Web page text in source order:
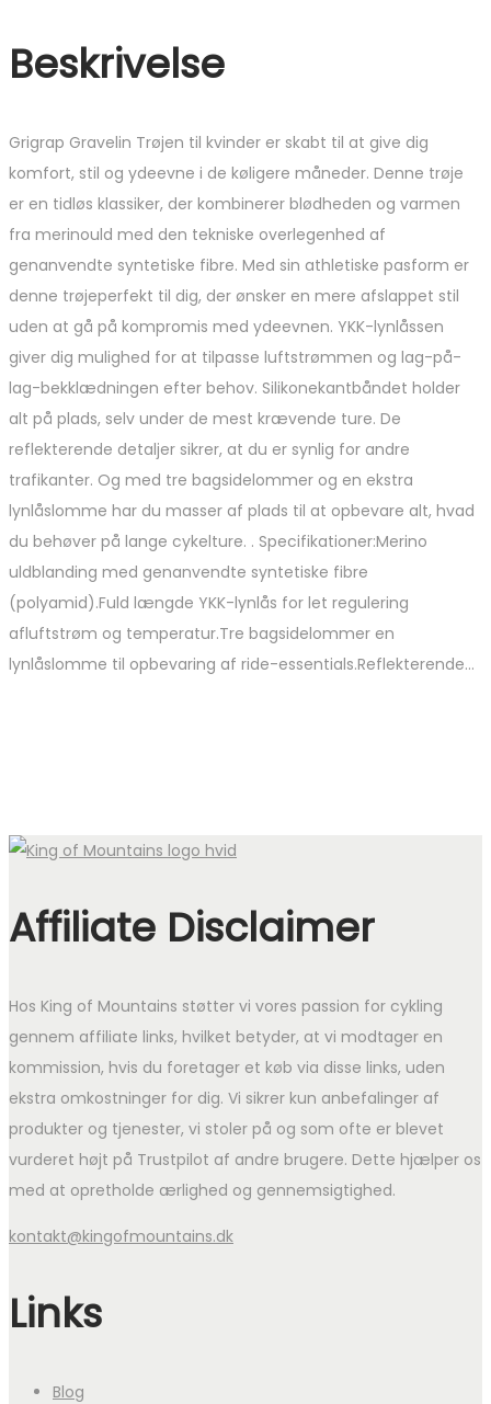
Beskrivelse
Grigrap Gravelin Trøjen til kvinder er skabt til at give dig
komfort, stil og ydeevne i de køligere måneder. Denne trøje
er en tidløs klassiker, der kombinerer blødheden og varmen
fra merinould med den tekniske overlegenhed af
genanvendte syntetiske fibre. Med sin athletiske pasform er
denne trøjeperfekt til dig, der ønsker en mere afslappet stil
uden at gå på kompromis med ydeevnen. YKK-lynlåssen
giver dig mulighed for at tilpasse luftstrømmen og lag-på-
lag-bekklædningen efter behov. Silikonekantbåndet holder
alt på plads, selv under de mest krævende ture. De
reflekterende detaljer sikrer, at du er synlig for andre
trafikanter. Og med tre bagsidelommer og en ekstra
lynlåslomme har du masser af plads til at opbevare alt, hvad
du behøver på lange cykelture. . Specifikationer:Merino
uldblanding med genanvendte syntetiske fibre
(polyamid).Fuld længde YKK-lynlås for let regulering
afluftstrøm og temperatur.Tre bagsidelommer en
lynlåslomme til opbevaring af ride-essentials.Reflekterende…
Affiliate Disclaimer
Hos King of Mountains støtter vi vores passion for cykling
gennem affiliate links, hvilket betyder, at vi modtager en
kommission, hvis du foretager et køb via disse links, uden
ekstra omkostninger for dig. Vi sikrer kun anbefalinger af
produkter og tjenester, vi stoler på og som ofte er blevet
vurderet højt på Trustpilot af andre brugere. Dette hjælper os
med at opretholde ærlighed og gennemsigtighed.
kontakt@kingofmountains.dk
Links
Blog